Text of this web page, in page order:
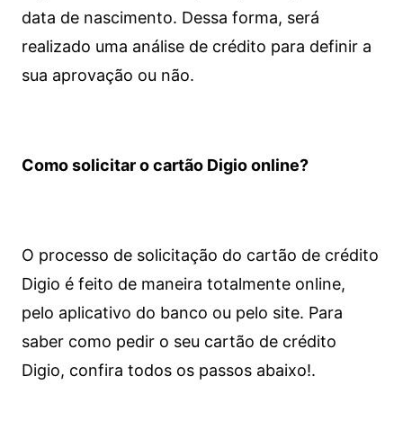
data de nascimento. Dessa forma, será
realizado uma análise de crédito para definir a
sua aprovação ou não.
Como solicitar o cartão Digio online?
O processo de solicitação do cartão de crédito
Digio é feito de maneira totalmente online,
pelo aplicativo do banco ou pelo site. Para
saber como pedir o seu cartão de crédito
Digio, confira todos os passos abaixo!.